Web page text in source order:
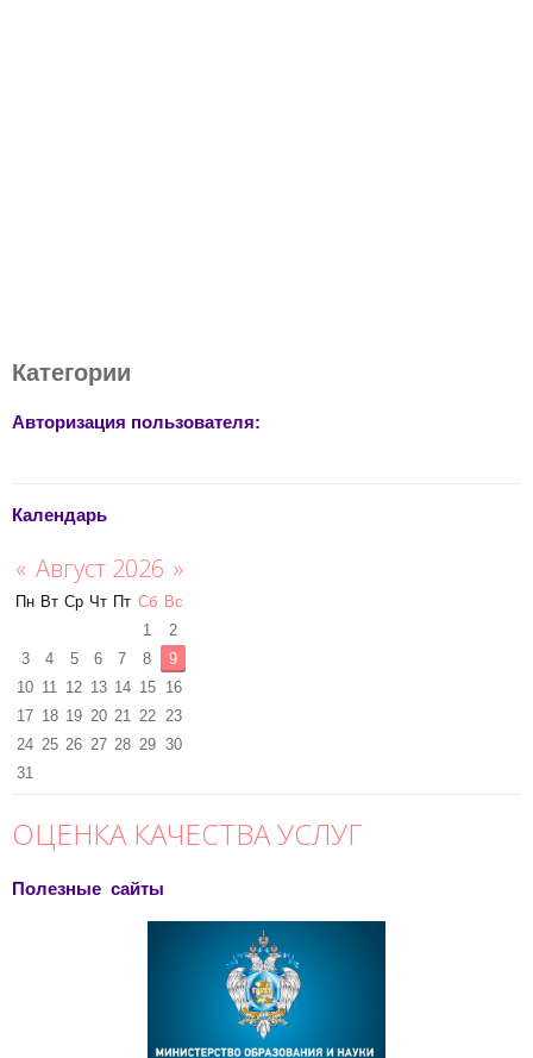
Категории
Авторизация пользователя:
Календарь
« Август 2026 »
Пн Вт Ср Чт Пт Сб Вс
1
2
3
4 5 6 7 8
9
10 11 12 13 14 15
16
17 18 19 20 21 22
23
24 25 26 27 28 29 30
31
ОЦЕНКА КАЧЕСТВА УСЛУГ
Полезные сайты